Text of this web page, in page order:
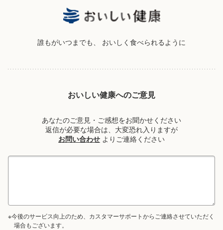
誰もがいつまでも、 おいしく食べられるように
おいしい健康へのご意見
あなたのご意見・ご感想をお聞かせください
返信が必要な場合は、大変恐れ入りますが
お問い合わせ よりご連絡ください
※今後のサービス向上のため、カスタマーサポートからご連絡させていただく
場合もございます。